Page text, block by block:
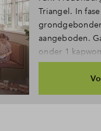
Triangel. In
aangeboden.
onder 1